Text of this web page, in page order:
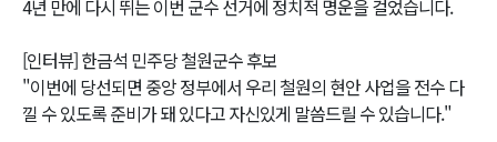
4년 만에 다시 뛰는 이번 군수 선거에 정치적 명운을 걸었습니다.
[인터뷰] 한금석 민주당 철원군수 후보
"이번에 당선되면 중앙 정부에서 우리 철원의 현안 사업을 전수 다
낄 수 있도록 준비가 돼 있다고 자신있게 말씀드릴 수 있습니다."